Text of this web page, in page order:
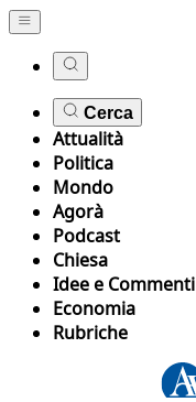
Cerca
Attualità
Politica
Mondo
Agorà
Podcast
Chiesa
Idee e Commenti
Economia
Rubriche